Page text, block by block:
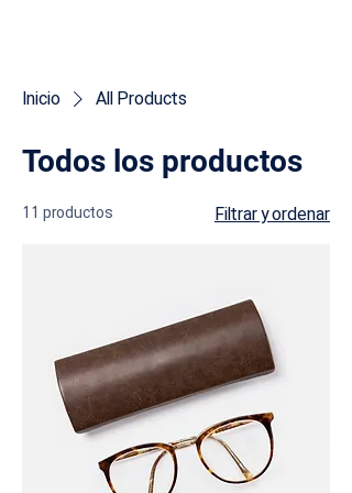
Inicio All Products
Todos los productos
11 productos Filtrar y ordenar